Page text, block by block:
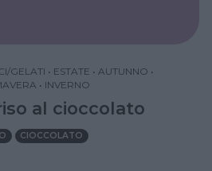
GELATI • ESTATE • AUTUNNO •
• INVERNO
al cioccolato
CIOCCOLATO